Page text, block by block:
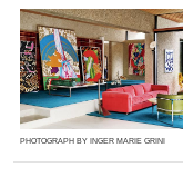
PHOTOGRAPH BY INGER MARIE GRINI